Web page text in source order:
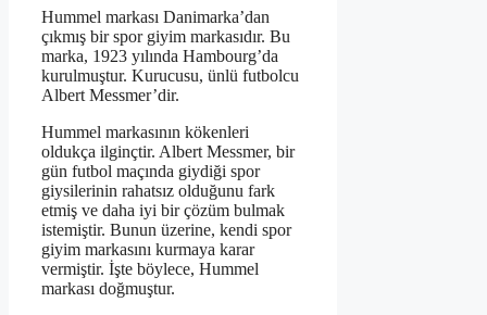
Hummel markası Danimarka’dan
çıkmış bir spor giyim markasıdır. Bu
marka, 1923 yılında Hambourg’da
kurulmuştur. Kurucusu, ünlü futbolcu
Albert Messmer’dir.
Hummel markasının kökenleri
oldukça ilginçtir. Albert Messmer, bir
gün futbol maçında giydiği spor
giysilerinin rahatsız olduğunu fark
etmiş ve daha iyi bir çözüm bulmak
istemiştir. Bunun üzerine, kendi spor
giyim markasını kurmaya karar
vermiştir. İşte böylece, Hummel
markası doğmuştur.